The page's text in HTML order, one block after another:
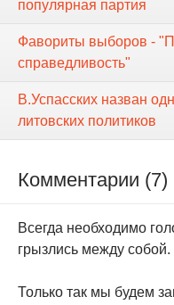
популярная партия
Фавориты выборов -
справедливость"
В.Успасских назван
литовских политиков
Комментарии (7)
Всегда необходимо
грызлись между собой.
Только так мы будем